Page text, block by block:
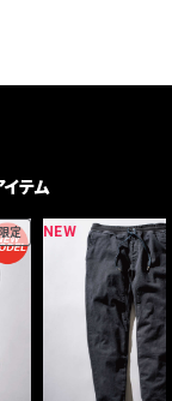
テム
定 NEW